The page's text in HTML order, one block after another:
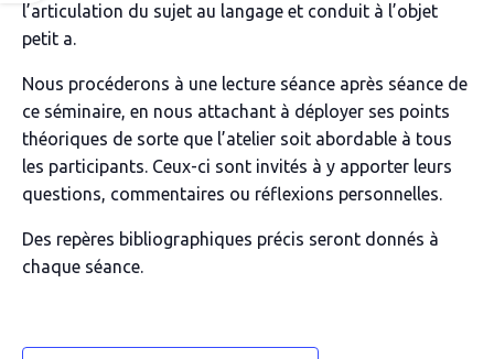
l’articulation du sujet au langage et conduit à l’objet
petit a.
Nous procéderons à une lecture séance après séance de
ce séminaire, en nous attachant à déployer ses points
théoriques de sorte que l’atelier soit abordable à tous
les participants. Ceux-ci sont invités à y apporter leurs
questions, commentaires ou réflexions personnelles.
Des repères bibliographiques précis seront donnés à
chaque séance.